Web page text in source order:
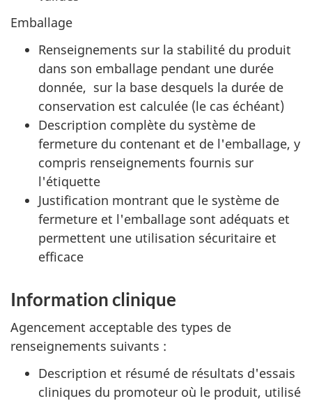
Emballage
Renseignements sur la stabilité du produit
dans son emballage pendant une durée
donnée, sur la base desquels la durée de
conservation est calculée (le cas échéant)
Description complète du système de
fermeture du contenant et de l'emballage, y
compris renseignements fournis sur
l'étiquette
Justification montrant que le système de
fermeture et l'emballage sont adéquats et
permettent une utilisation sécuritaire et
efficace
Information clinique
Agencement acceptable des types de
renseignements suivants :
Description et résumé de résultats d'essais
cliniques du promoteur où le produit, utilisé